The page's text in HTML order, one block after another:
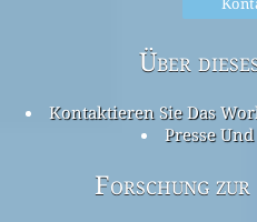
Über
Kontaktieren Sie Das
Presse
Forschung